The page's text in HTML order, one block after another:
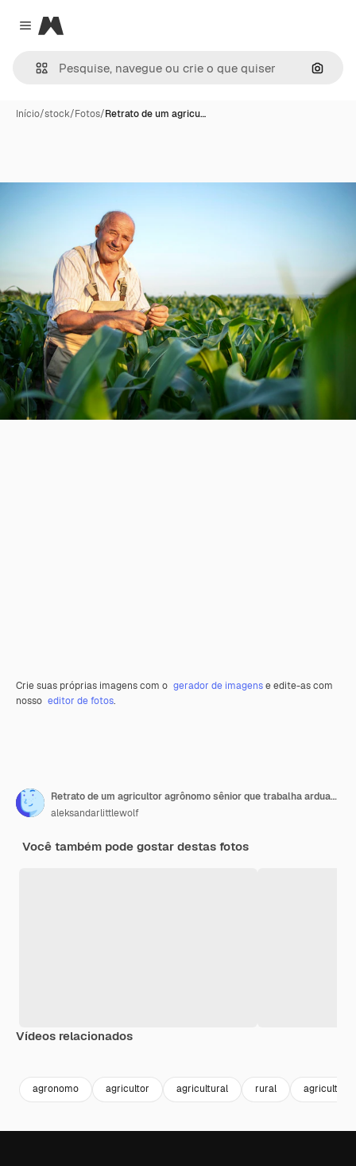
Close menu
Magnific
Início/stock/Fotos/Retrato de um agricu…
Crie suas próprias imagens com o gerador de imagense edite-as com
nosso editor de fotos.
Retrato de um agricultor agrônomo sênior que trabalha arduamente em um campo de milho verificando as colheitas antes da colheita
aleksandarlittlewolf
Você também pode gostar destas fotos
Vídeos relacionados
agronomo agricultor agricultural rural agricultura